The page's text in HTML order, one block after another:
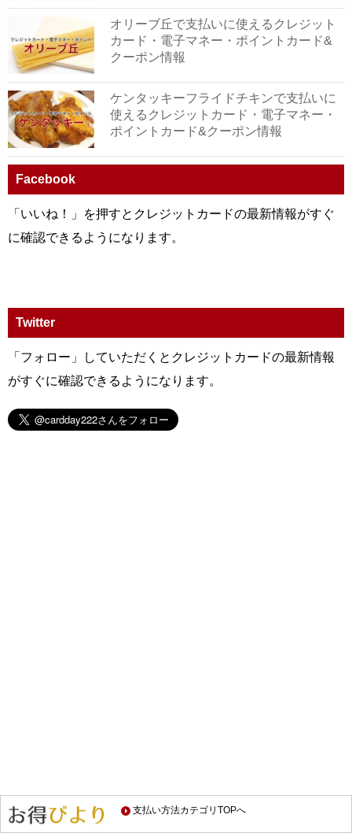
支払い方法カテゴリTOPへ
オリーブ丘で支払いに使えるクレジット
カード・電子マネー・ポイントカード&
クーポン情報
ケンタッキーフライドチキンで支払いに
使えるクレジットカード・電子マネー・
ポイントカード&クーポン情報
Facebook
「いいね！」を押すとクレジットカードの最新情報がすぐ
に確認できるようになります。
Twitter
「フォロー」していただくとクレジットカードの最新情報
がすぐに確認できるようになります。
スポンサードリンク